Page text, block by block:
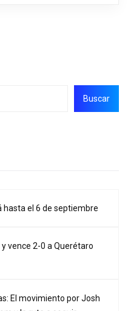
Buscar
hasta el 6 de septiembre
vence 2-0 a Querétaro
El movimiento por Josh